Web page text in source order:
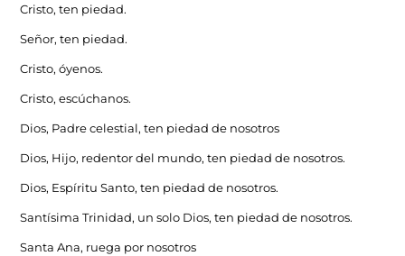
Cristo, ten piedad.
Señor, ten piedad.
Cristo, óyenos.
Cristo, escúchanos.
Dios, Padre celestial, ten piedad de nosotros
Dios, Hijo, redentor del mundo, ten piedad de nosotros.
Dios, Espíritu Santo, ten piedad de nosotros.
Santísima Trinidad, un solo Dios, ten piedad de nosotros.
Santa Ana, ruega por nosotros